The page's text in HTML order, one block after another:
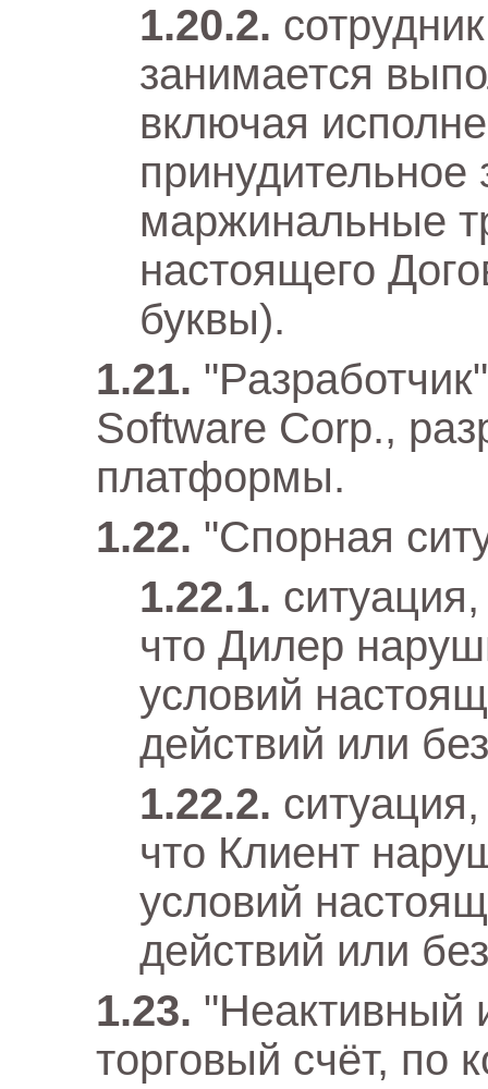
занимается
включая
принудительное
маржинальные
настоящего
буквы).
Software Corp.,
платформы.
"Спорная
что Дилер
условий
действий или
что Клиент
условий
действий или
торговый счёт, по